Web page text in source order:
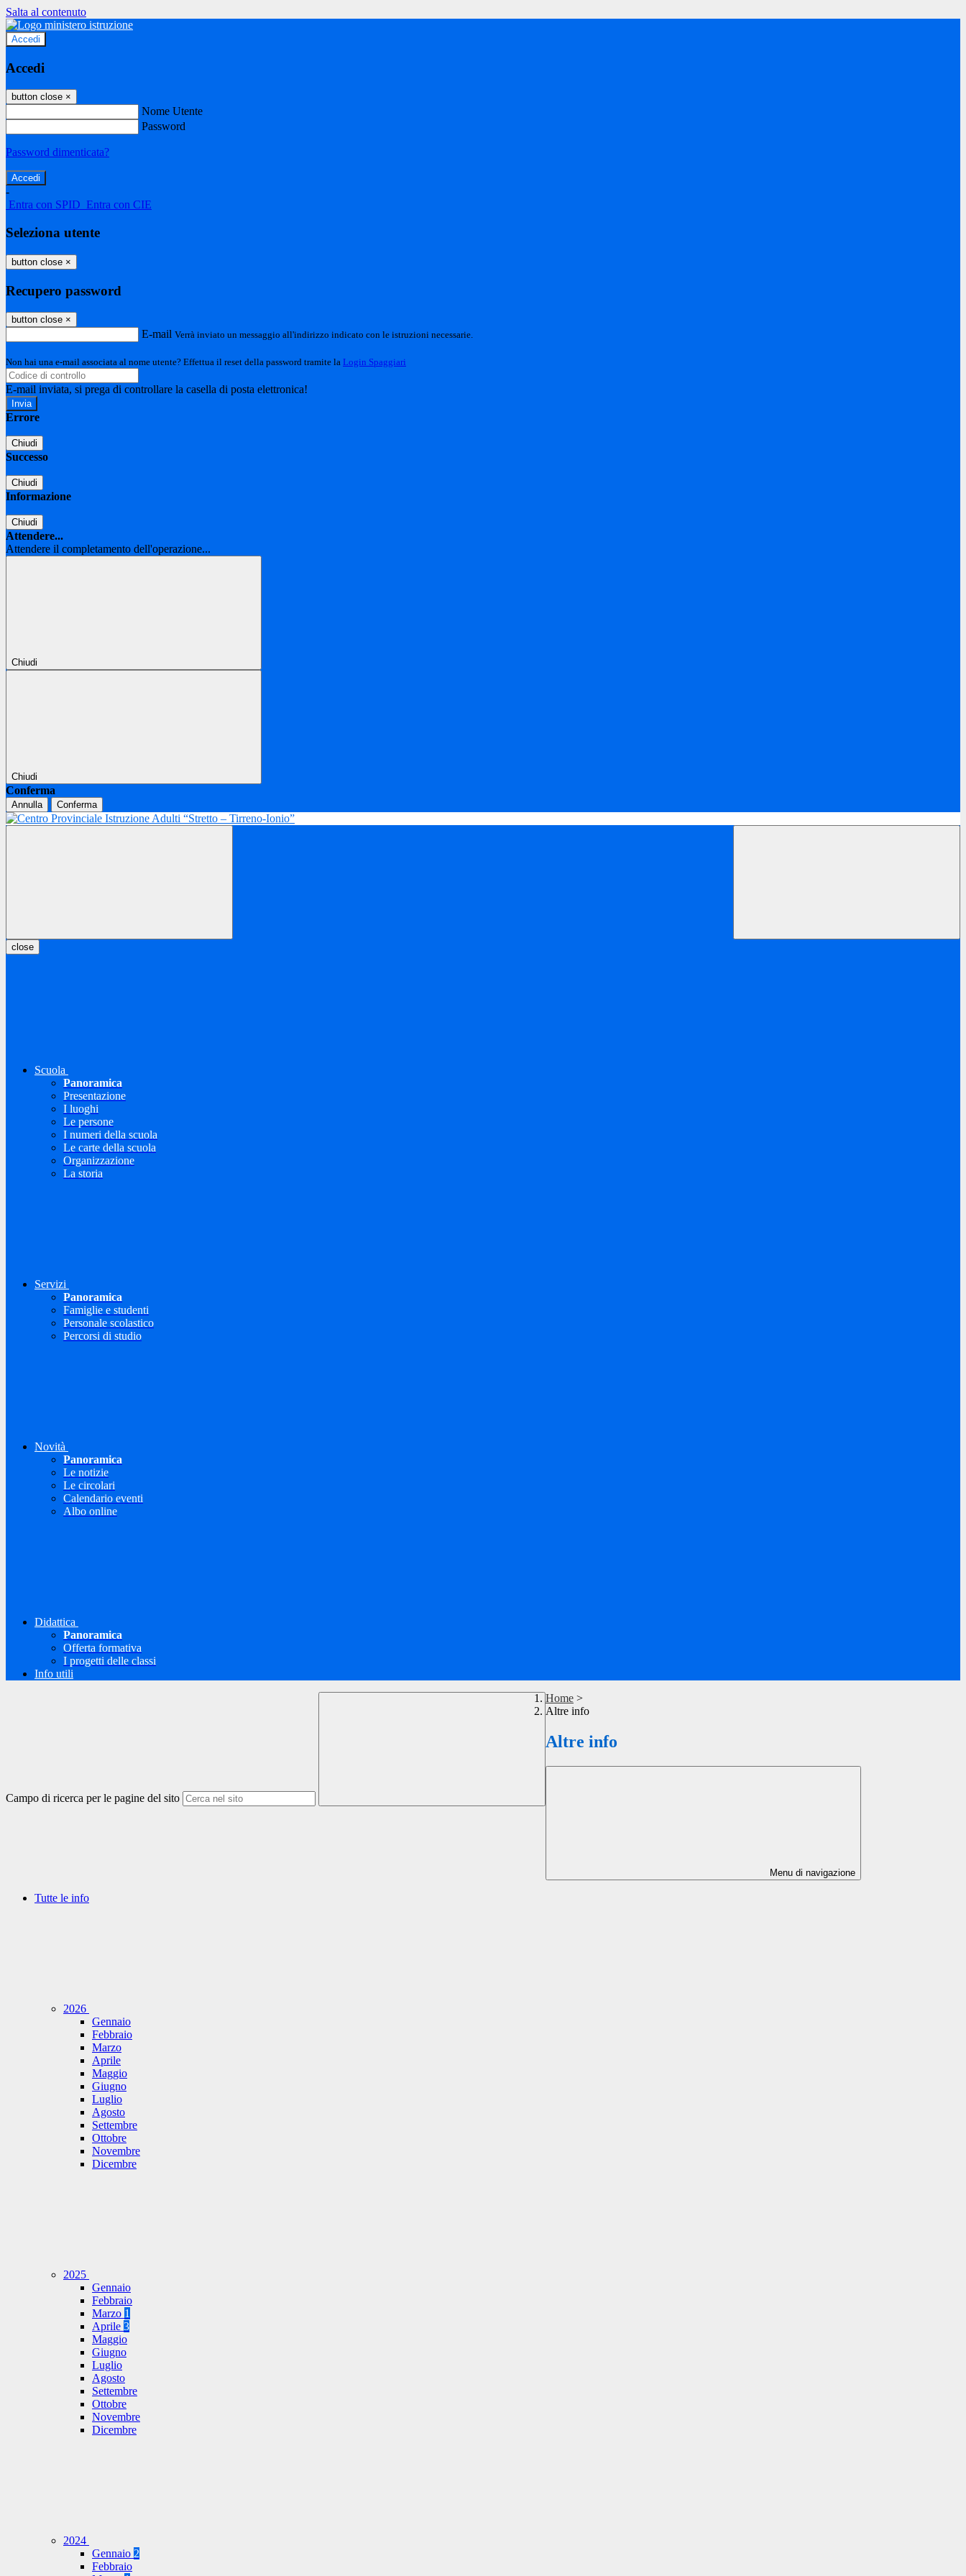
Salta al contenuto
Accedi
Accedi
button close ×
Nome Utente
Password
Password dimenticata?
-
Entra con SPID Entra con CIE
Seleziona utente
button close ×
Recupero password
button close ×
E-mail Verrà inviato un messaggio all'indirizzo indicato con le istruzioni necessarie.
Non hai una e-mail associata al nome utente? Effettua il reset della password tramite la Login Spaggiari
E-mail inviata, si prega di controllare la casella di posta elettronica!
Errore
Chiudi
Successo
Chiudi
Informazione
Chiudi
Attendere...
Attendere il completamento dell'operazione...
Chiudi
Chiudi
Conferma
Annulla Conferma
close
Scuola
Panoramica
Presentazione
I luoghi
Le persone
I numeri della scuola
Le carte della scuola
Organizzazione
La storia
Servizi
Panoramica
Famiglie e studenti
Personale scolastico
Percorsi di studio
Novità
Panoramica
Le notizie
Le circolari
Calendario eventi
Albo online
Didattica
Panoramica
Offerta formativa
I progetti delle classi
Info utili
Campo di ricerca per le pagine del sito
Home >
Altre info
Altre info
Menu di navigazione
Tutte le info
2026
Gennaio
Febbraio
Marzo
Aprile
Maggio
Giugno
Luglio
Agosto
Settembre
Ottobre
Novembre
Dicembre
2025
Gennaio
Febbraio
Marzo 1
Aprile 3
Maggio
Giugno
Luglio
Agosto
Settembre
Ottobre
Novembre
Dicembre
2024
Gennaio 2
Febbraio